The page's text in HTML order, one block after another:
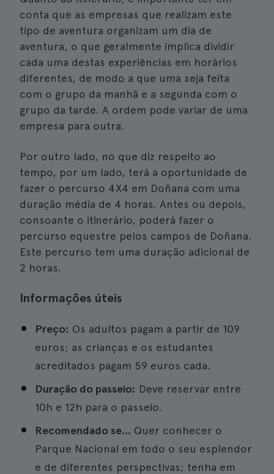
conta que as empresas que realizam este
tipo de aventura organizam um dia de
aventura, o que geralmente implica dividir
cada uma destas experiências em horários
diferentes, de modo a que uma seja feita
com o grupo da manhã e a segunda com o
grupo da tarde. A ordem pode variar de uma
empresa para outra.
Por outro lado, no que diz respeito ao
tempo, por um lado, terá a oportunidade de
fazer o percurso 4X4 em Doñana com uma
duração média de 4 horas. Antes ou depois,
consoante o itinerário, poderá fazer o
percurso equestre pelos campos de Doñana.
Este percurso tem uma duração adicional de
2 horas.
Informações úteis
Preço: Os adultos pagam a partir de 109
euros; as crianças e os estudantes
acreditados pagam 59 euros cada.
Duração do passeio: Deve reservar entre
10h e 12h para o passeio.
Recomendado se... Quer conhecer o
Parque Nacional em todo o seu esplendor
e de diferentes perspectivas; tenha em